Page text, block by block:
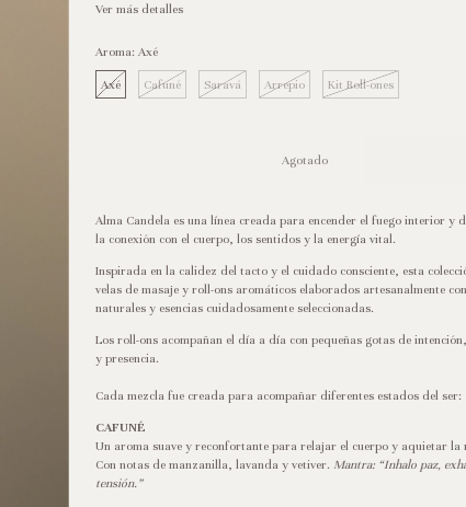
Ver más detalles
Aroma: Axé
Axé Cafuné Saravá Arrepio Kit Roll-ones
Alma Candela es una línea creada para encender el fuego interior y
la conexión con el cuerpo, los sentidos y la energía vital.
Inspirada en la calidez del tacto y el cuidado consciente, esta
velas de masaje y roll-ons aromáticos elaborados artesanalmente
naturales y esencias cuidadosamente seleccionadas.
Los roll-ons acompañan el día a día con pequeñas gotas de
y presencia.
Cada mezcla fue creada para acompañar diferentes estados del ser:
CAFUNÉ
Un aroma suave y reconfortante para relajar el cuerpo y aquietar la
Con notas de manzanilla, lavanda y vetiver. Mantra: “Inhalo paz,
tensión.”